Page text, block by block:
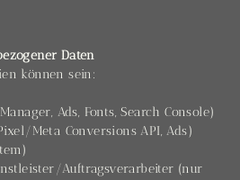
Daten
können sein:
Ads, Fonts, Search Console)
Meta Conversions API, Ads)
Auftragsverarbeiter (nur